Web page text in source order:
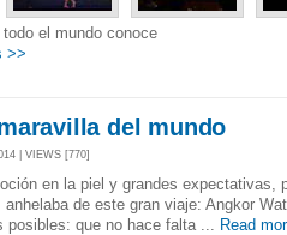
el mundo conoce
>>
del mundo
| VIEWS [770]
en la piel y grandes expectativas,
anhelaba de este gran viaje: Angkor
posibles: que no hace falta ... Read